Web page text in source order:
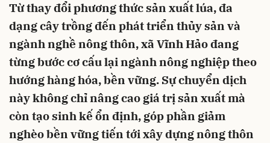
Từ thay đổi phương thức sản xuất lúa, đa
dạng cây trồng đến phát triển thủy sản và
ngành nghề nông thôn, xã Vĩnh Hảo đang
từng bước cơ cấu lại ngành nông nghiệp theo
hướng hàng hóa, bền vững. Sự chuyển dịch
này không chỉ nâng cao giá trị sản xuất mà
còn tạo sinh kế ổn định, góp phần giảm
nghèo bền vững tiến tới xây dựng nông thôn
Hủy Gửi